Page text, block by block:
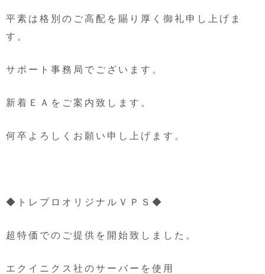
平素は格別のご高配を賜り厚く御礼申し上げま
す。
サポート事務局でございます。
新着ＥＡをご案内致します。
何卒よろしくお願い申し上げます。
◆トレプロオリジナルＶＰＳ◆
超特価でのご提供を開始致しました。
エクイニクス社のサーバーを使用